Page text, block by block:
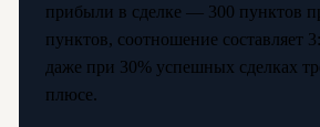
прибыли в сделке — 300 пунктов
пунктов, соотношение составляет
даже при 30% успешных сделках
плюсе.